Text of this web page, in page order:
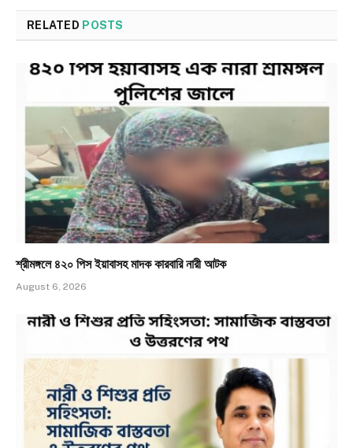
RELATED POSTS
শ্রীমঙ্গলে ৪২০ পিস ইয়াবাসহ মাদক কারবারি নারী আটক
August 6, 2026